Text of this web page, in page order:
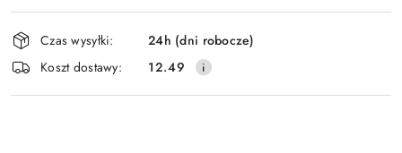
dostawa
Czas wysyłki:
24h (dni robocze)
Koszt dostawy:
12.49